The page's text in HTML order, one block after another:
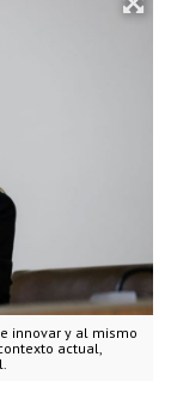
innovar y al mismo
actual,